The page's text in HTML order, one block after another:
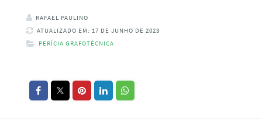
RAFAEL PAULINO
ATUALIZADO EM: 17 DE JUNHO DE 2023
PERÍCIA GRAFOTÉCNICA